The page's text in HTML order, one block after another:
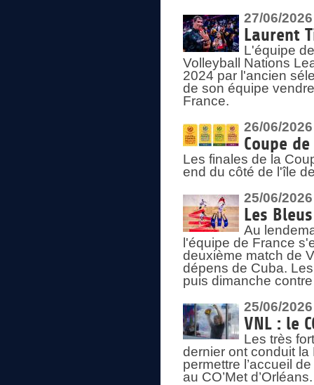
27/06/2026
Laurent
L'équipe
Volleyball Nations
2024 par l'ancien
de son équipe
France.
26/06/2026
Coupe
Les finales de la
end du côté de l'île
25/06/2026
Les
Au
l'équipe de France
deuxième match de
dépens de Cuba.
puis dimanche
25/06/2026
VNL : le
Les très
dernier ont conduit
permettre l’accueil
au CO’Met d’Orléans.